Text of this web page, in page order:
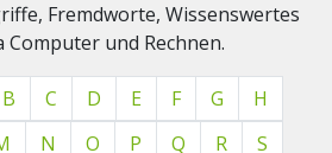
Fremdworte, Wissenswertes
und Rechnen.
B C D E F G
H
N O P Q R
S